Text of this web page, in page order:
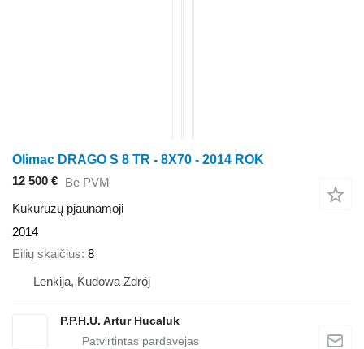
Olimac DRAGO S 8 TR - 8X70 - 2014 ROK
12 500 € Be PVM
Kukurūzų pjaunamoji
2014
Eilių skaičius 8
Lenkija, Kudowa Zdrój
P.P.H.U. Artur Hucaluk